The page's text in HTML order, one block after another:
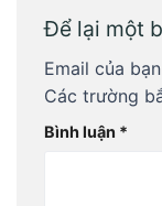
Để lại một
Email của
Các trường
Bình luận *